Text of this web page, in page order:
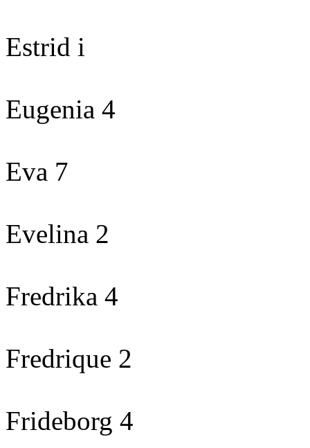
Estrid i
Eugenia 4
Eva 7
Evelina 2
Fredrika 4
Fredrique 2
Frideborg 4